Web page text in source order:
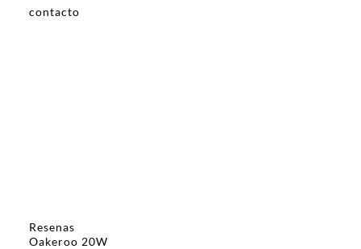
contacto
Resenas
Oakeroo 20W